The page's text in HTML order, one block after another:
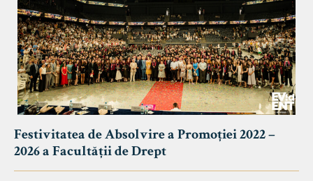
Festivitatea de Absolvire a Promoției 2022 –
2026 a Facultății de Drept